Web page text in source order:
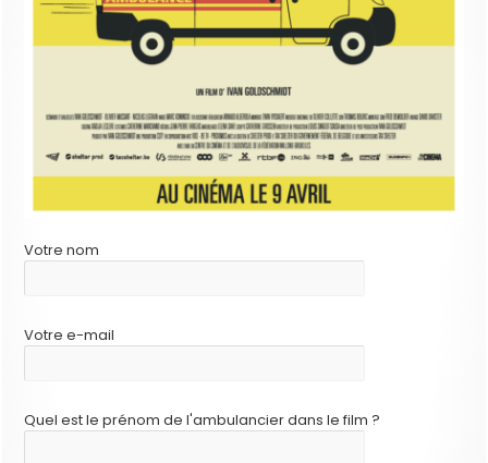
Votre nom
Votre e-mail
Quel est le prénom de l'ambulancier dans le film ?